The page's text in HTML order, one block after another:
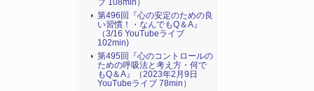
ブ 108min）
第496回『心の安定のための良
い習慣！・なんでもQ＆A』
（3/16 YouTubeライブ
102min)
第495回『心のコントロールの
ための呼吸法と考え方・何で
もQ＆A』（2023年2月9日
YouTubeライブ 78min）